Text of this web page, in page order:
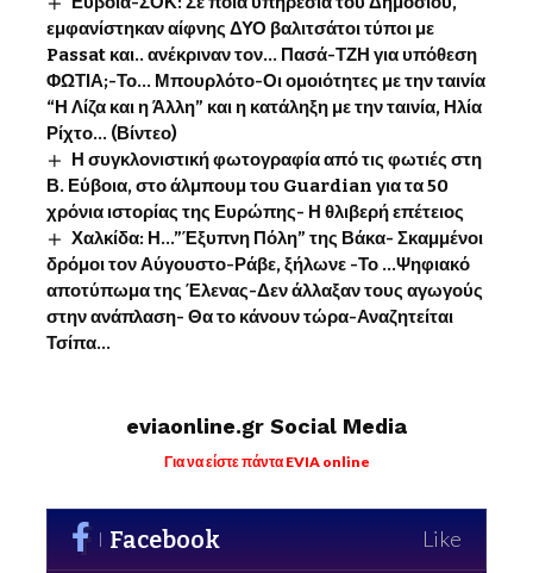
εμφανίστηκαν αίφνης ΔΥΟ βαλιτσάτοι τύποι με
Passat και.. ανέκριναν τον… Πασά-ΤΖΗ για υπόθεση
ΦΩΤΙΑ;-Το… Μπουρλότο-Οι ομοιότητες με την ταινία
“Η Λίζα και η Άλλη” και η κατάληξη με την ταινία, Ηλία
Ρίχτο… (Βίντεο)
Η συγκλονιστική φωτογραφία από τις φωτιές στη
Β. Εύβοια, στο άλμπουμ του Guardian για τα 50
χρόνια ιστορίας της Ευρώπης- Η θλιβερή επέτειος
Χαλκίδα: Η…”Έξυπνη Πόλη” της Βάκα- Σκαμμένοι
δρόμοι τον Αύγουστο-Ράβε, ξήλωνε -Το …Ψηφιακό
αποτύπωμα της Έλενας-Δεν άλλαξαν τους αγωγούς
στην ανάπλαση- Θα το κάνουν τώρα-Αναζητείται
Τσίπα…
eviaonline.gr Social Media
Για να είστε πάντα EVIA online
Facebook Like